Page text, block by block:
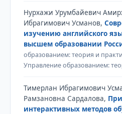
Нурхажи Урумбайевич
Ибрагимович Усманов,
изучению английского
высшем образовании
образованием: теория и
Управление образованием:
Тимерлан Ибрагимович
Рамзановна Сардалова,
интерактивных методов